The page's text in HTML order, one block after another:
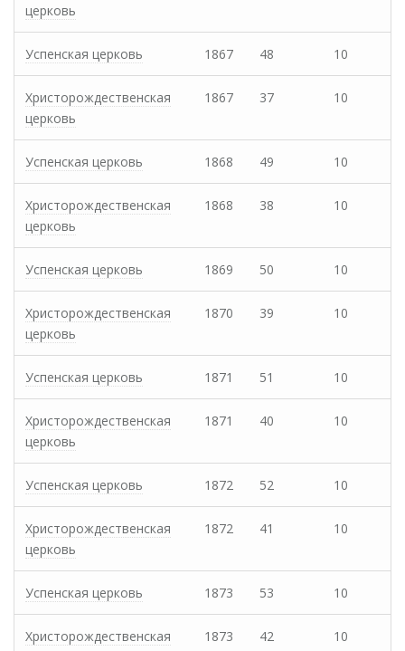
церковь
Успенская церковь 1867 48 10
Христорождественская
церковь
1867 37 10
Успенская церковь 1868 49 10
Христорождественская
церковь
1868 38 10
Успенская церковь 1869 50 10
Христорождественская
церковь
1870 39 10
Успенская церковь 1871 51 10
Христорождественская
церковь
1871 40 10
Успенская церковь 1872 52 10
Христорождественская
церковь
1872 41 10
Успенская церковь 1873 53 10
Христорождественская
1873 42 10